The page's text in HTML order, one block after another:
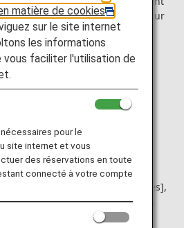
et qu'elles entreront en vigueur
sont indiquées ci-dessous.
ANA Mileage Club
clauses suivantes dans le
Article 2 : [Récompenses],
Alliance Gold] et [Membres
matière de cookies
.
sur le site internet
les informations
vous faciliter l'utilisation de
pour le
site internet et vous
des réservations en toute
connecté à votre compte